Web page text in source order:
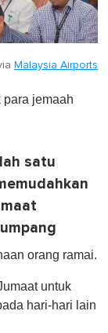
Malaysia Airports
jemaah
satu
orang ramai.
untuk
hari-hari lain